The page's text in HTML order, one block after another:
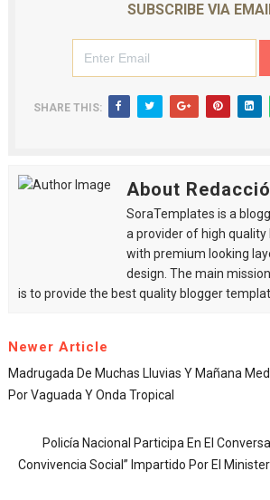
SUBSCRIBE VIA
SHARE THIS:
About
SoraTemplates is a
a provider of high
with premium looking
design. The main
is to provide the best quality blogger
Newer Article
Madrugada De Muchas Lluvias Y Mañana
Por Vaguada Y Onda Tropical
Policía Nacional Participa En El
Convivencia Social” Impartido Por El